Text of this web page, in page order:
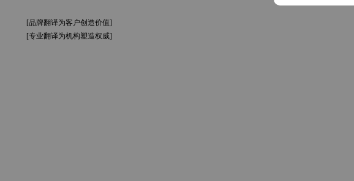
[品牌翻译为客户创造价值]
[专业翻译为机构塑造权威]